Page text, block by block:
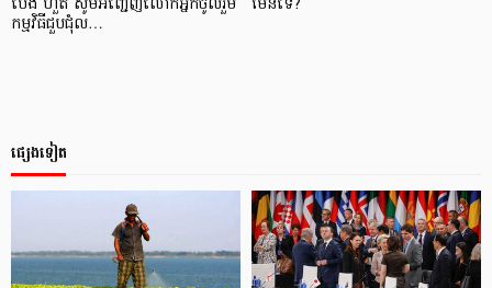
ប៉េង ហួត សូមអញ្ជើញលោកអ្នកចូលរួម
កម្មវិធីជួបជុំល…
មែនទេ?
ផ្សេងទៀត